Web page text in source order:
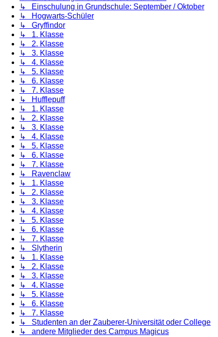
↳ Einschulung in Grundschule: September / Oktober
↳ Hogwarts-Schüler
↳ Gryffindor
↳ 1. Klasse
↳ 2. Klasse
↳ 3. Klasse
↳ 4. Klasse
↳ 5. Klasse
↳ 6. Klasse
↳ 7. Klasse
↳ Hufflepuff
↳ 1. Klasse
↳ 2. Klasse
↳ 3. Klasse
↳ 4. Klasse
↳ 5. Klasse
↳ 6. Klasse
↳ 7. Klasse
↳ Ravenclaw
↳ 1. Klasse
↳ 2. Klasse
↳ 3. Klasse
↳ 4. Klasse
↳ 5. Klasse
↳ 6. Klasse
↳ 7. Klasse
↳ Slytherin
↳ 1. Klasse
↳ 2. Klasse
↳ 3. Klasse
↳ 4. Klasse
↳ 5. Klasse
↳ 6. Klasse
↳ 7. Klasse
↳ Studenten an der Zauberer-Universität oder College
↳ andere Mitglieder des Campus Magicus